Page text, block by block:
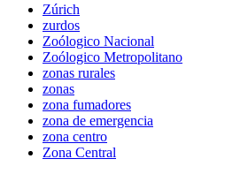
Zúrich
zurdos
Zoólogico Nacional
Zoólogico Metropolitano
zonas rurales
zonas
zona fumadores
zona de emergencia
zona centro
Zona Central